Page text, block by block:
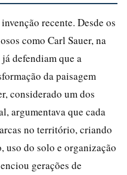
recente. Desde os
como Carl Sauer, na
defendiam que a
da paisagem
considerado um dos
argumentava que cada
no território, criando
uso do solo e organização
gerações de